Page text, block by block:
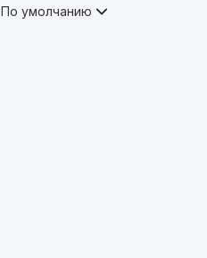
По умолчанию